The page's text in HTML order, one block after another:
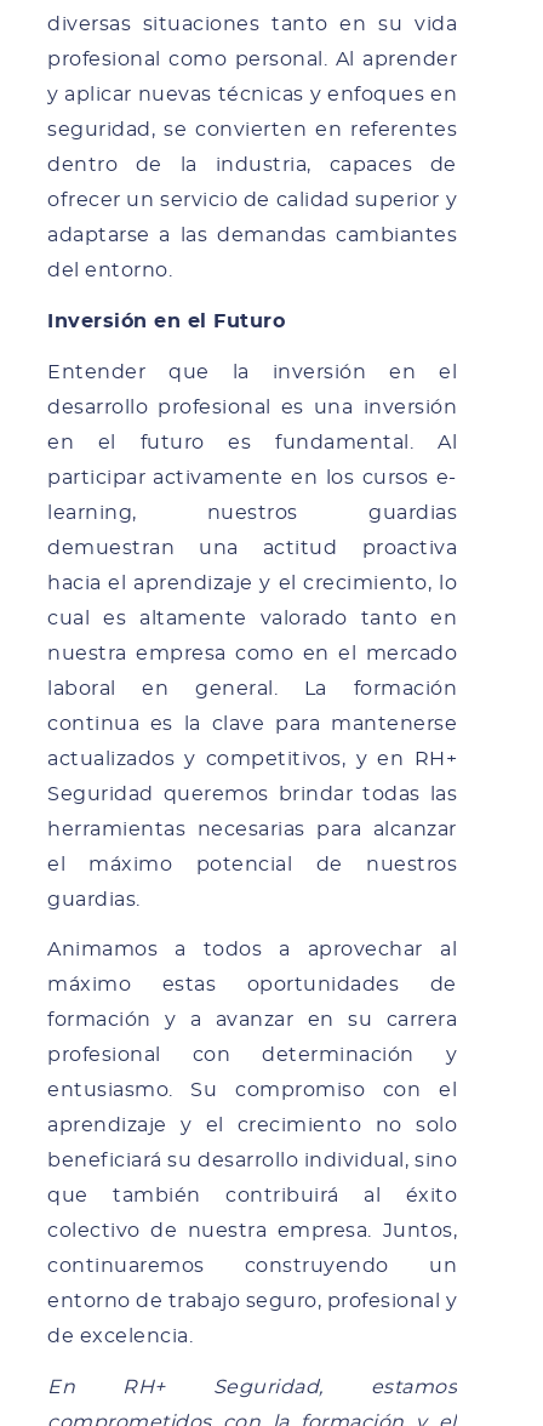
diversas situaciones tanto en su vida
profesional como personal. Al aprender
y aplicar nuevas técnicas y enfoques en
seguridad, se convierten en referentes
dentro de la industria, capaces de
ofrecer un servicio de calidad superior y
adaptarse a las demandas cambiantes
del entorno.
Inversión en el Futuro
Entender que la inversión en el
desarrollo profesional es una inversión
en el futuro es fundamental. Al
participar activamente en los cursos e-
learning, nuestros guardias
demuestran una actitud proactiva
hacia el aprendizaje y el crecimiento, lo
cual es altamente valorado tanto en
nuestra empresa como en el mercado
laboral en general. La formación
continua es la clave para mantenerse
actualizados y competitivos, y en RH+
Seguridad queremos brindar todas las
herramientas necesarias para alcanzar
el máximo potencial de nuestros
guardias.
Animamos a todos a aprovechar al
máximo estas oportunidades de
formación y a avanzar en su carrera
profesional con determinación y
entusiasmo. Su compromiso con el
aprendizaje y el crecimiento no solo
beneficiará su desarrollo individual, sino
que también contribuirá al éxito
colectivo de nuestra empresa. Juntos,
continuaremos construyendo un
entorno de trabajo seguro, profesional y
de excelencia.
En RH+ Seguridad, estamos